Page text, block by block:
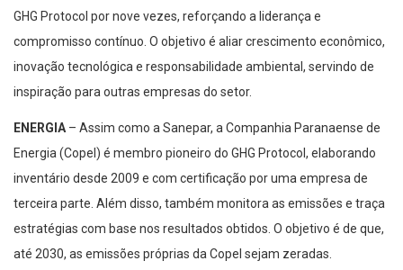
GHG Protocol por nove vezes, reforçando a liderança e
compromisso contínuo. O objetivo é aliar crescimento econômico,
inovação tecnológica e responsabilidade ambiental, servindo de
inspiração para outras empresas do setor.
ENERGIA– Assim como a Sanepar, a Companhia Paranaense de
Energia (Copel) é membro pioneiro do GHG Protocol, elaborando
inventário desde 2009 e com certificação por uma empresa de
terceira parte. Além disso, também monitora as emissões e traça
estratégias com base nos resultados obtidos. O objetivo é de que,
até 2030, as emissões próprias da Copel sejam zeradas.